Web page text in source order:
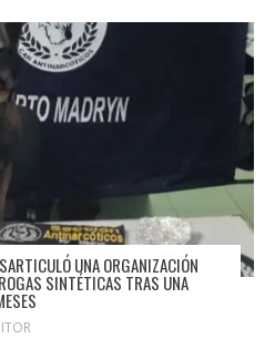
UNA ORGANIZACIÓN
SINTÉTICAS TRAS UNA